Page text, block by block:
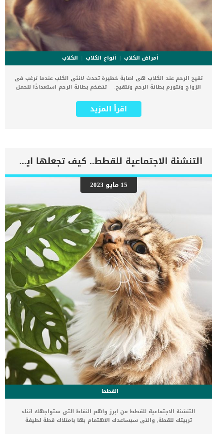
أمراض الكلاب أنواع الكلاب
الكلاب
تقيح الرحم عند الكلاب هى اصابة خطيرة تحدث لانثى الكلب عندما ترغب فى
الزواج وتتورم بطانة الرحم وتتقيح. تتضخم بطانة الرحم استعدادًا للحمل
التقيح. تعتبر اصابة تقيح الرحم عند الكلاب عدوى بكتيرية خطيرة في الرحم
تهدد حياة الكلب. اقرأ ايضا: معلومات عن اجهاض الحمل عند الكلاب كما
الى تخدير كلى ويجب التعامل معها بشكل سريع وفورى حتى لا تهدد حياة
الكلبة. اقرأ ايضا: صديد الرحم عند الكلاب “البيومترا” إجراءات عملية
التنظيف من تقيح الرحم عند الكلاب السبب الرئيسي الكامن وراء نجاح هذه
العملية هى التنظيف والتعقيم بالاضافة الى بعض الاجراءات الاخرى سيتم
عمل بعض الاختبارات الجسدية الروتينية على الكلب للتأكد من قدرته
الصحية على تحمل التخدير الكلى.يلزم تنظيف الرحم بالتزامن مع المضادات
الحيوية التى ينصح بها الطبيب البيطرى لمنع العدوى من التفاقم
والانتشار.غالبا ما يصاحب هذه العملية تعقيم القطة للتخلص من احتمالية
تكرار الإصابة.سيتم صيام الكلب لمدى 12 ساعة حتى يتم اتلعامل […]
اقرأ المزيد
التنشئة الاجتماعية للقطط.. كيف تجعلها ايجابية ؟
15 مايو 2023
القطط
التنشئة الاجتماعية للقطط من ابرز واهم النقاط التى ستواجهك اثناء
تربيتك للقطة, والتى سيساعدك الاهتمام بها بامتلاك قطة لطيفة